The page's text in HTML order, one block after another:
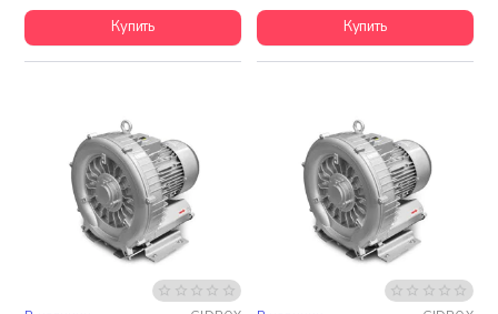
Купить Купить